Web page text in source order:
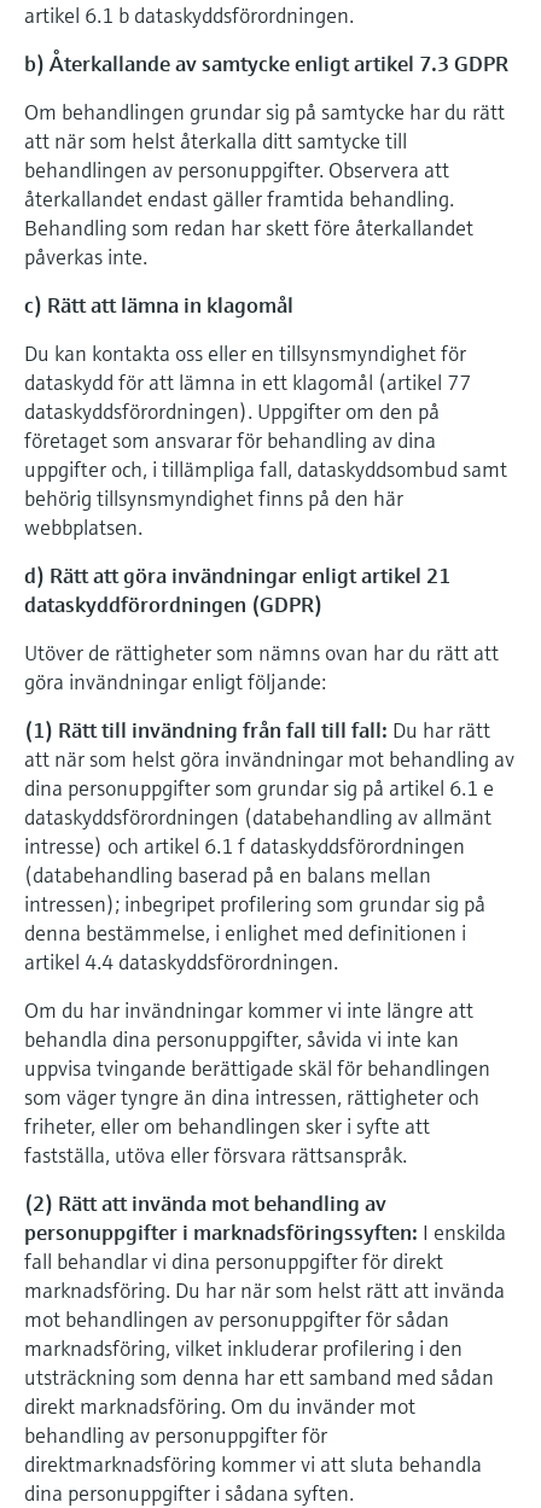
artikel 6.1 b dataskyddsförordningen.
b) Återkallande av samtycke enligt artikel 7.3 GDPR
Om behandlingen grundar sig på samtycke har du rätt
att när som helst återkalla ditt samtycke till
behandlingen av personuppgifter. Observera att
återkallandet endast gäller framtida behandling.
Behandling som redan har skett före återkallandet
påverkas inte.
c) Rätt att lämna in klagomål
Du kan kontakta oss eller en tillsynsmyndighet för
dataskydd för att lämna in ett klagomål (artikel 77
dataskyddsförordningen). Uppgifter om den på
företaget som ansvarar för behandling av dina
uppgifter och, i tillämpliga fall, dataskyddsombud samt
behörig tillsynsmyndighet finns på den här
webbplatsen.
d) Rätt att göra invändningar enligt artikel 21
dataskyddförordningen (GDPR)
Utöver de rättigheter som nämns ovan har du rätt att
göra invändningar enligt följande:
(1) Rätt till invändning från fall till fall: Du har rätt
att när som helst göra invändningar mot behandling av
dina personuppgifter som grundar sig på artikel 6.1 e
dataskyddsförordningen (databehandling av allmänt
intresse) och artikel 6.1 f dataskyddsförordningen
(databehandling baserad på en balans mellan
intressen); inbegripet profilering som grundar sig på
denna bestämmelse, i enlighet med definitionen i
artikel 4.4 dataskyddsförordningen.
Om du har invändningar kommer vi inte längre att
behandla dina personuppgifter, såvida vi inte kan
uppvisa tvingande berättigade skäl för behandlingen
som väger tyngre än dina intressen, rättigheter och
friheter, eller om behandlingen sker i syfte att
fastställa, utöva eller försvara rättsanspråk.
(2) Rätt att invända mot behandling av
personuppgifter i marknadsföringssyften: I enskilda
fall behandlar vi dina personuppgifter för direkt
marknadsföring. Du har när som helst rätt att invända
mot behandlingen av personuppgifter för sådan
marknadsföring, vilket inkluderar profilering i den
utsträckning som denna har ett samband med sådan
direkt marknadsföring. Om du invänder mot
behandling av personuppgifter för
direktmarknadsföring kommer vi att sluta behandla
dina personuppgifter i sådana syften.